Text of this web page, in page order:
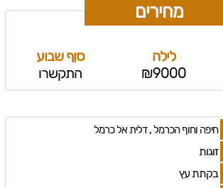
מחירים
לילה
₪9000
סןף שבוע
התקשרו
חיפה וחוף הכרמל,דלית אל כרמל
זוגות
בקתת עץ